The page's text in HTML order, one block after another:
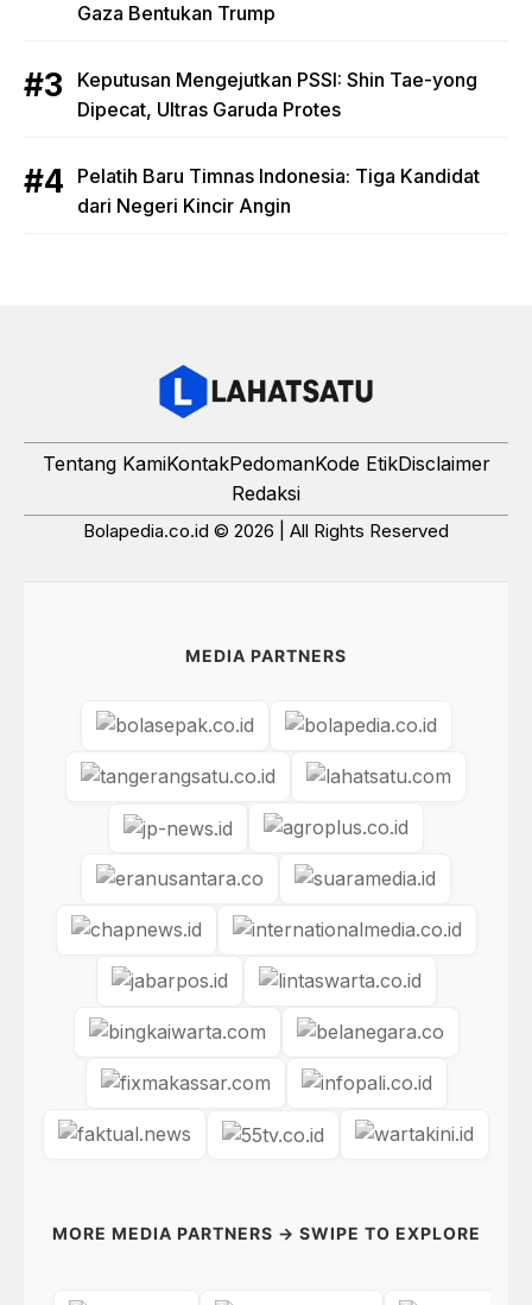
Gaza Bentukan Trump
Keputusan Mengejutkan PSSI: Shin Tae-yong
Dipecat, Ultras Garuda Protes
Pelatih Baru Timnas Indonesia: Tiga Kandidat
dari Negeri Kincir Angin
Tentang KamiKontakPedomanKode EtikDisclaimer
Redaksi
Bolapedia.co.id © 2026 | All Rights Reserved
MEDIA PARTNERS
MORE MEDIA PARTNERS → SWIPE TO EXPLORE